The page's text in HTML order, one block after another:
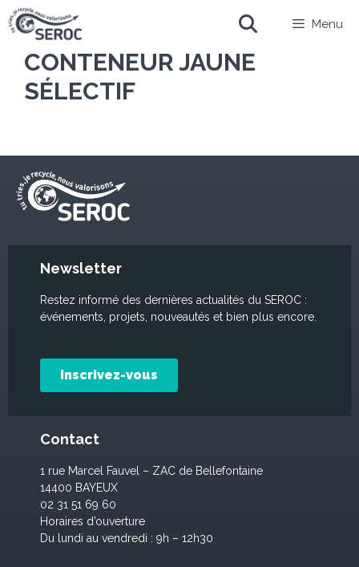
Menu
CONTENEUR JAUNE
SÉLECTIF
Newsletter
Restez informé des dernières actualités du SEROC :
événements, projets, nouveautés et bien plus encore.
Inscrivez-vous
Contact
1 rue Marcel Fauvel – ZAC de Bellefontaine
14400 BAYEUX
02 31 51 69 60
Horaires d’ouverture
Du lundi au vendredi : 9h – 12h30